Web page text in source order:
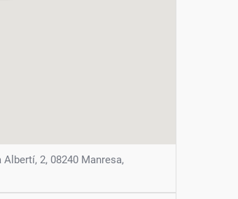
Albertí, 2, 08240 Manresa,